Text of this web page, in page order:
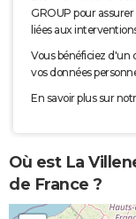
GROUP pour
liées aux
Vous bénéficiez d'un
vos données
En savoir plus sur
Où est La
de France ?